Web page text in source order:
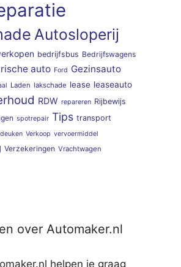
Autosloperij
bedrijfsbus Bedrijfswagens
auto Ford Gezinsauto
Laden lakschade lease leaseauto
RDW repareren Rijbewijs
spotrepair Tips transport
Verkoop vervoermiddel
Verzekeringen Vrachtwagen
over Automaker.nl
helpen je graag